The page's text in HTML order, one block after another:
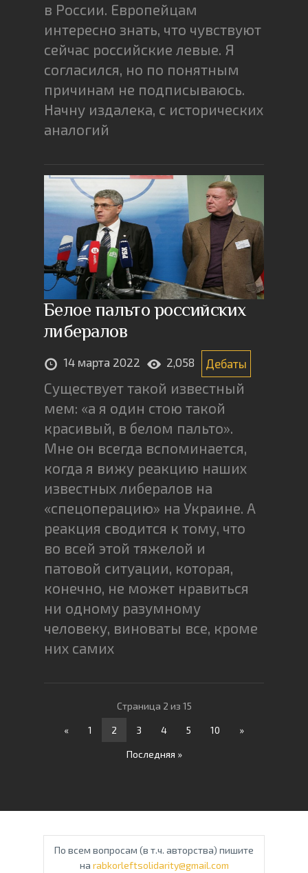
в России. Европейцам
интересно знать, что чувствуют
сейчас российские левые. Я
согласился, но по понятным
причинам не подписываюсь.
Начну издалека, с исторических
аналогий
Белое пальто российских
либералов
14 марта 2022 2,058 Дебаты
Существует такой известный
мем: «а я один стою такой
красивый, в белом пальто».
Мне он всегда вспоминается,
когда я вижу реакцию наших
известных либералов на
«спецоперацию» на Украине. А
реакция сводится к тому, что
во всей этой тяжелой и
патовой ситуации, которая,
конечно, не может нравиться
ни одному разумному
человеку, виноваты все, кроме
них самих
Страница 2 из 15
« 1 2 3 4 5 10 »
Последняя »
По всем вопросам (в т.ч. авторства) пишите
на rabkorleftsolidarity@gmail.com